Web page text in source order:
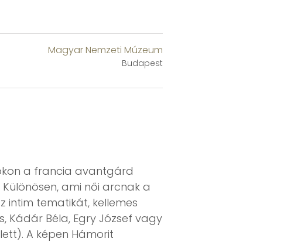
Magyar Nemzeti Múzeum
Budapest
a francia avantgárd
ami női arcnak a
intim tematikát, kellemes
Kádár Béla, Egry József vagy
A képen Hámorit